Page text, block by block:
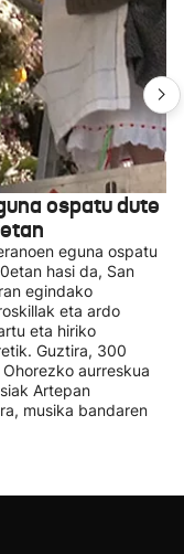
ospatu dute
eguna ospatu
hasi da, San
egindako
eta ardo
eta hiriko
Guztira, 300
aurreskua
Artepan
musika bandaren